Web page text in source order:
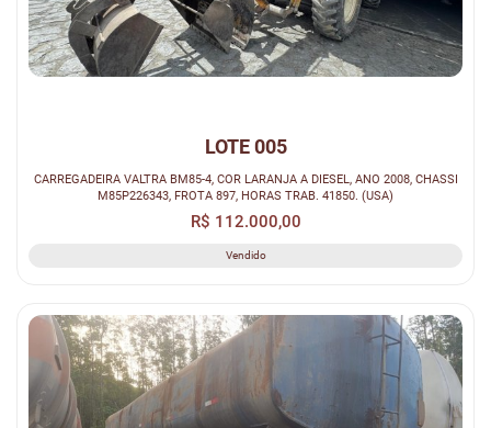
LOTE 005
CARREGADEIRA VALTRA BM85-4, COR LARANJA A DIESEL, ANO 2008, CHASSI
M85P226343, FROTA 897, HORAS TRAB. 41850. (USA)
R$ 112.000,00
Vendido